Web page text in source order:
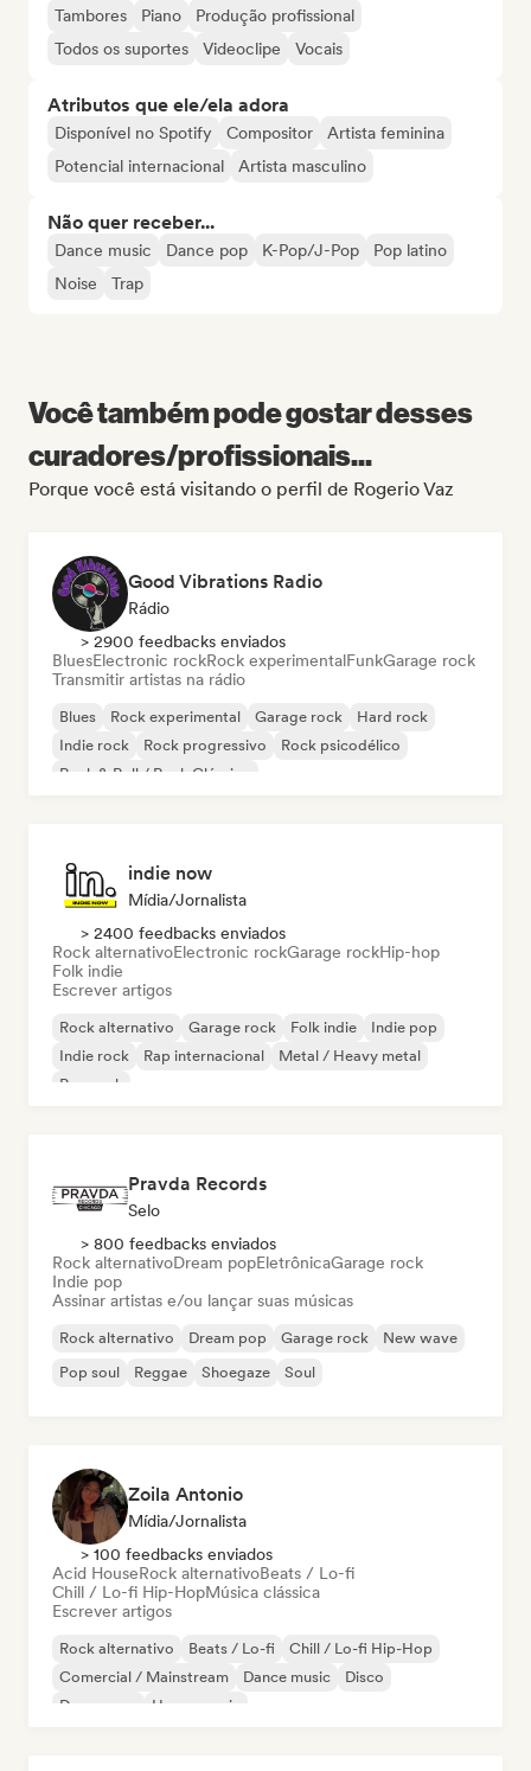
Tambores Piano
Produção profissional
Todos os suportes
Videoclipe Vocais
Atributos que ele/ela adora
Disponível no Spotify Compositor
Artista feminina
Potencial internacional
Artista masculino
Não quer receber...
Dance music Dance pop K-Pop/J-Pop
Pop latino
Noise
Trap
Você também pode gostar desses
curadores/profissionais...
Porque você está visitando o perfil de Rogerio Vaz
Good Vibrations Radio
Rádio
> 2900 feedbacks enviados
BluesElectronic rockRock experimentalFunkGarage rock
Transmitir artistas na rádio
Blues Rock experimental Garage rock
Hard rock
Indie rock
Rock progressivo
Rock psicodélico
Rock & Roll / Rock Clássico
indie now
Mídia/Jornalista
> 2400 feedbacks enviados
Rock alternativoElectronic rockGarage rockHip-hop
Folk indie
Escrever artigos
Rock alternativo Garage rock Folk indie
Indie pop
Indie rock
Rap internacional
Metal / Heavy metal
Pop rock
Pravda Records
Selo
> 800 feedbacks enviados
Rock alternativoDream popEletrônicaGarage rock
Indie pop
Assinar artistas e/ou lançar suas músicas
Rock alternativo Dream pop Garage rock
New wave
Pop soul
Reggae Shoegaze Soul
Zoila Antonio
Mídia/Jornalista
> 100 feedbacks enviados
Acid HouseRock alternativoBeats / Lo-fi
Chill / Lo-fi Hip-HopMúsica clássica
Escrever artigos
Rock alternativo Beats / Lo-fi
Chill / Lo-fi Hip-Hop
Comercial / Mainstream
Dance music
Disco
Dream pop
House music